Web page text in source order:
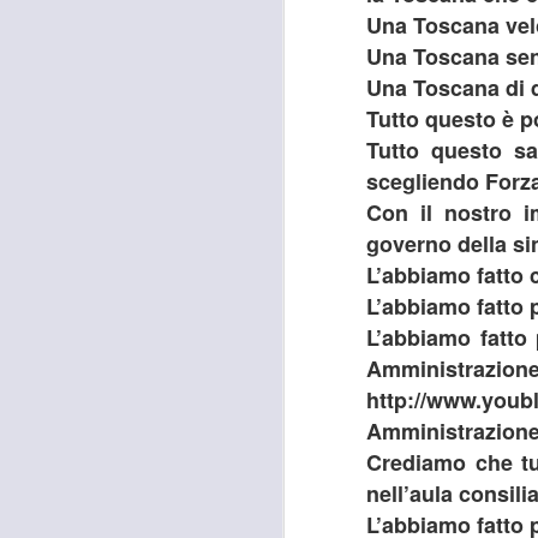
Una Toscana
Una Toscana
Una Toscana di
Tutto questo è
Tutto questo
scegliendo
Con il nostro
governo della
L’abbiamo
L’abbiamo
L’abbiamo
http://
Crediamo che
nell’aula
L’abbiamo fatto
TUTANKHAMON,
GANDOLA: “LA
GALLERIA DELLE
CARROZZE È DA
MESI OCCUPATA
SENZA PIÙ ALCUN
TITOLO"
MOSTRA TUTANKHAMON,
GANDOLA: “LA GALLERIA
DELLE CARROZZE È DA MESI
OCCUPATA SENZA PIÙ ALCUN
TITOLO. LA METROCITTÀ
PONGA IN ESSERE TUTTE LE
AZIONI NECESSARIE PER
RIENTRARE IN POSSESSO DEI
“La città Metropolitana di Firenze
rientri in possesso dei locali della
Galleria delle Carrozze di Palazzo
Medici Riccardi, oramai da mesi